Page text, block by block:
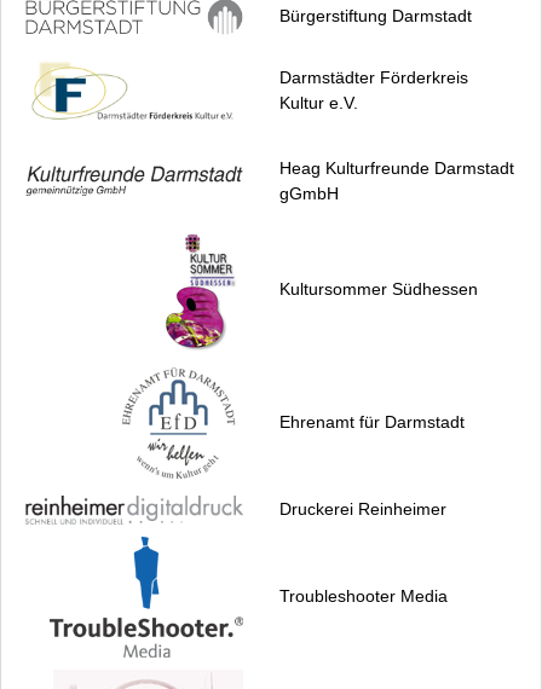
Bürgerstiftung Darmstadt
Darmstädter Förderkreis
Kultur e.V.
Heag Kulturfreunde Darmstadt
gGmbH
Kultursommer Südhessen
Ehrenamt für Darmstadt
Druckerei Reinheimer
Troubleshooter Media